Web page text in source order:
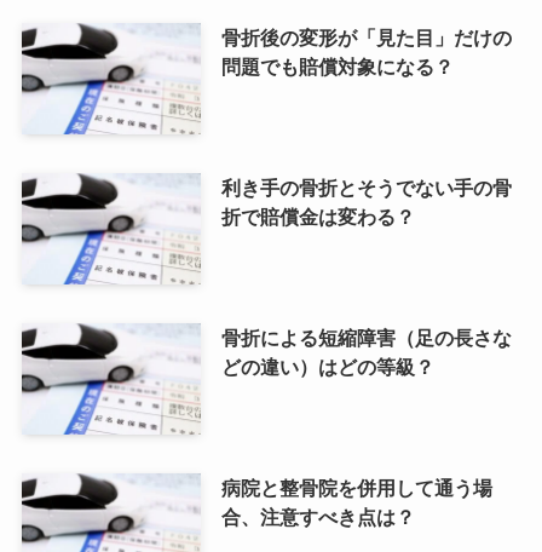
骨折後の変形が「見た目」だけの
問題でも賠償対象になる？
利き手の骨折とそうでない手の骨
折で賠償金は変わる？
骨折による短縮障害（足の長さな
どの違い）はどの等級？
病院と整骨院を併用して通う場
合、注意すべき点は？